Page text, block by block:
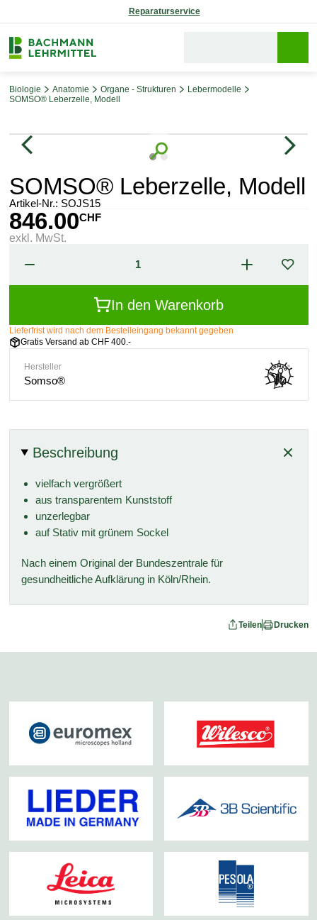
Reparaturservice
Biologie Anatomie Organe - Strukturen
Lebermodelle
SOMSO® Leberzelle, Modell
Bildergalerie überspringen
SOMSO® Leberzelle, Modell
Artikel-Nr.: SOJS15
846.00CHF
exkl. MwSt.
In den Warenkorb
Lieferfrist wird nach dem Bestelleingang bekannt gegeben
Gratis Versand ab CHF 400.-
Hersteller
Somso®
Beschreibung
vielfach vergrößert
aus transparentem Kunststoff
unzerlegbar
auf Stativ mit grünem Sockel
Nach einem Original der Bundeszentrale für
gesundheitliche Aufklärung in Köln/Rhein.
Teilen Drucken